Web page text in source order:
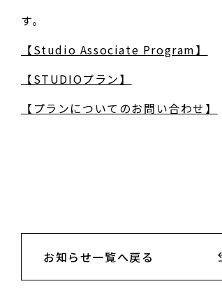
す。
【Studio Associate Program】
【STUDIOプラン】
【プランについてのお問い合わせ】
お知らせ一覧へ戻る